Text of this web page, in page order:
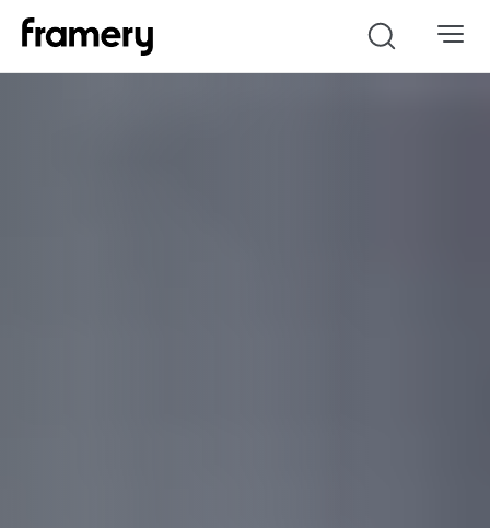
Search